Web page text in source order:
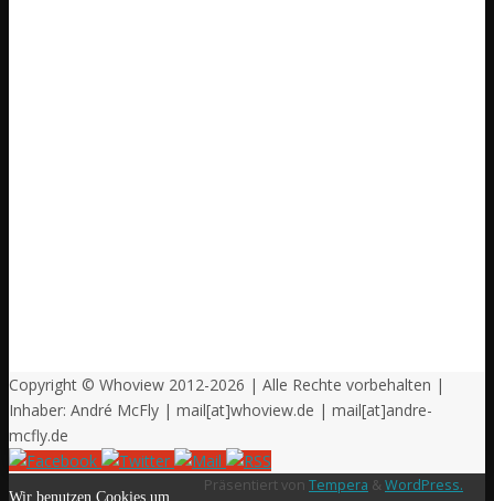
Copyright © Whoview 2012-2026 | Alle Rechte vorbehalten |
Inhaber: André McFly | mail[at]whoview.de | mail[at]andre-
mcfly.de
Präsentiert von Tempera & WordPress.
Wir benutzen Cookies um